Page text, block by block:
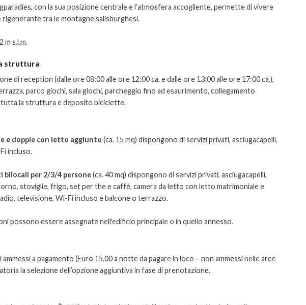
con la sua posizione centrale e l’atmosfera accogliente, permette di vivere
rigenerante tra le montagne salisburghesi.
m s.l.m.
struttura
di reception (dalle ore 08:00 alle ore 12:00 ca. e dalle ore 13:00 alle ore 17:00 ca.),
parco giochi, sala giochi, parcheggio fino ad esaurimento, collegamento
la struttura e deposito biciclette.
e doppie con letto aggiunto (ca. 15 mq) dispongono di servizi privati, asciugacapelli,
incluso.
bilocali per 2/3/4 persone(ca. 40 mq) dispongono diservizi privati, asciugacapelli,
stoviglie, frigo, set per the e caffè, camera da letto con letto matrimoniale e
televisione, Wi-Fi incluso e balcone o terrazzo.
possono essere assegnate nell'edificio principale o in quello annesso.
a pagamento (Euro 15.00 a notte da pagare in loco – non ammessi nelle aree
la selezione dell’opzione aggiuntiva in fase di prenotazione.